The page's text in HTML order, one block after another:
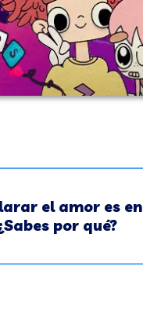
el amor es en
por qué?